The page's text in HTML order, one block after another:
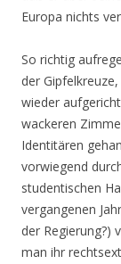
Europa nichts
So richtig
der
wieder
wackeren
Identitären
vorwiegend
studentischen
vergangenen
der Regierung?)
man ihr